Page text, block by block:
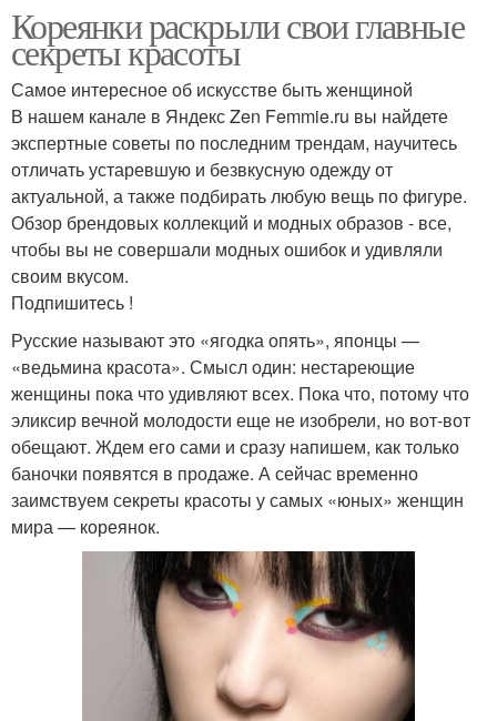
Кореянки раскрыли свои главные
секреты красоты
Самое интересное об искусстве быть женщиной
В нашем канале в Яндекс Zen Femmie.ru вы найдете
экспертные советы по последним трендам, научитесь
отличать устаревшую и безвкусную одежду от
актуальной, а также подбирать любую вещь по фигуре.
Обзор брендовых коллекций и модных образов - все,
чтобы вы не совершали модных ошибок и удивляли
своим вкусом.
Подпишитесь !
Русские называют это «ягодка опять», японцы —
«ведьмина красота». Смысл один: нестареющие
женщины пока что удивляют всех. Пока что, потому что
эликсир вечной молодости еще не изобрели, но вот-вот
обещают. Ждем его сами и сразу напишем, как только
баночки появятся в продаже. А сейчас временно
заимствуем секреты красоты у самых «юных» женщин
мира — кореянок.